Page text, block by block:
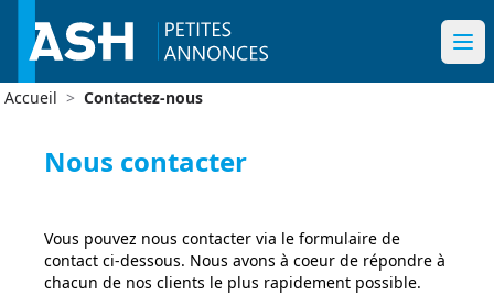
Accueil > Contactez-nous
Nous contacter
Vous pouvez nous contacter via le formulaire de
contact ci-dessous. Nous avons à coeur de répondre à
chacun de nos clients le plus rapidement possible.